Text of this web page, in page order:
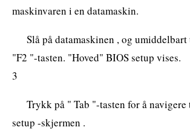
maskinvaren i en datamaskin.
Slå på datamaskinen , og
"F2 "-tasten. "Hoved" BIOS setup vises.
3
Trykk på " Tab "-tasten for å
setup -skjermen .